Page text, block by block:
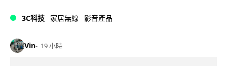
3C科技 家居無線 影音產品
Vin 19 小時